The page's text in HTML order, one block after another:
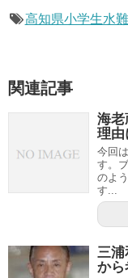
高知県小学生水
関連記事
海老
理由
今回
す。
のよ
す...
三浦
から